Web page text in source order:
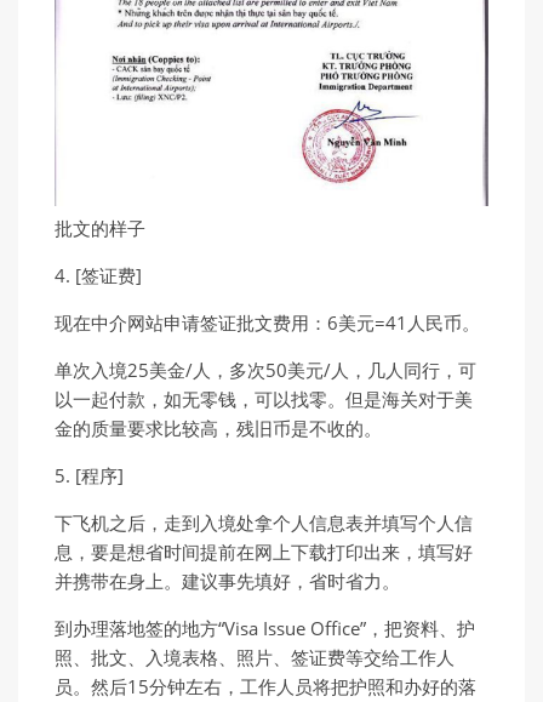
批文的样子
4. [签证费]
现在中介网站申请签证批文费用：6美元=41人民币。
单次入境25美金/人，多次50美元/人，几人同行，可
以一起付款，如无零钱，可以找零。但是海关对于美
金的质量要求比较高，残旧币是不收的。
5. [程序]
下飞机之后，走到入境处拿个人信息表并填写个人信
息，要是想省时间提前在网上下载打印出来，填写好
并携带在身上。建议事先填好，省时省力。
到办理落地签的地方“Visa Issue Office”，把资料、护
照、批文、入境表格、照片、签证费等交给工作人
员。然后15分钟左右，工作人员将把护照和办好的落